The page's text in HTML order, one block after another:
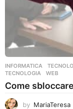
INFORMATICA ,
TECNOLOGIA
,WEB
Come
by MariaTeresa